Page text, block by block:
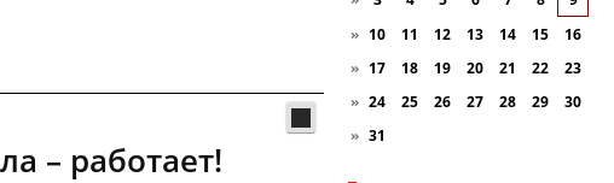
– работает!
» 10 11 12 13 14 15
16
» 17 18 19 20 21 22
23
» 24 25 26 27 28 29
30
» 31